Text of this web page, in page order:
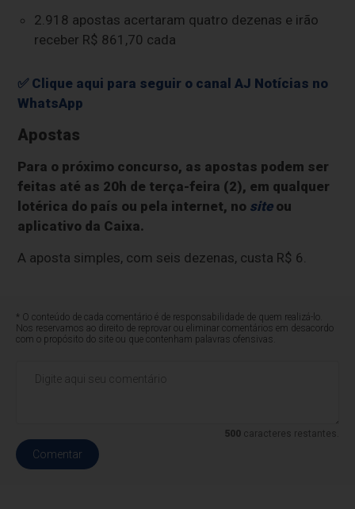
2.918 apostas acertaram quatro dezenas e irão
receber R$ 861,70 cada
✅ Clique aqui para seguir o canal AJ Notícias no
WhatsApp
Apostas
Para o próximo concurso, as apostas podem ser
feitas até as 20h de terça-feira (2), em qualquer
lotérica do país ou pela internet, no siteou
aplicativo da Caixa.
A aposta simples, com seis dezenas, custa R$ 6.
* O conteúdo de cada comentário é de responsabilidade de quem realizá-lo.
Nos reservamos ao direito de reprovar ou eliminar comentários em desacordo
com o propósito do site ou que contenham palavras ofensivas.
500caracteres restantes.
Comentar